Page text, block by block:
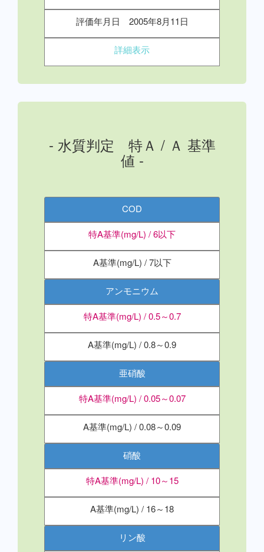
評価年月日 2005年8月11日
詳細表示
- 水質判定 特Ａ / Ａ 基準
値 -
COD
特A基準(mg/L) / 6以下
A基準(mg/L) / 7以下
アンモニウム
特A基準(mg/L) / 0.5～0.7
A基準(mg/L) / 0.8～0.9
亜硝酸
特A基準(mg/L) / 0.05～0.07
A基準(mg/L) / 0.08～0.09
硝酸
特A基準(mg/L) / 10～15
A基準(mg/L) / 16～18
リン酸